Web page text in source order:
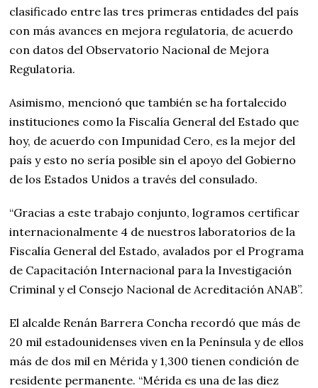
clasificado entre las tres primeras entidades del país
con más avances en mejora regulatoria, de acuerdo
con datos del Observatorio Nacional de Mejora
Regulatoria.
Asimismo, mencionó que también se ha fortalecido
instituciones como la Fiscalía General del Estado que
hoy, de acuerdo con Impunidad Cero, es la mejor del
país y esto no sería posible sin el apoyo del Gobierno
de los Estados Unidos a través del consulado.
“Gracias a este trabajo conjunto, logramos certificar
internacionalmente 4 de nuestros laboratorios de la
Fiscalía General del Estado, avalados por el Programa
de Capacitación Internacional para la Investigación
Criminal y el Consejo Nacional de Acreditación ANAB”.
El alcalde Renán Barrera Concha recordó que más de
20 mil estadounidenses viven en la Península y de ellos
más de dos mil en Mérida y 1,300 tienen condición de
residente permanente. “Mérida es una de las diez